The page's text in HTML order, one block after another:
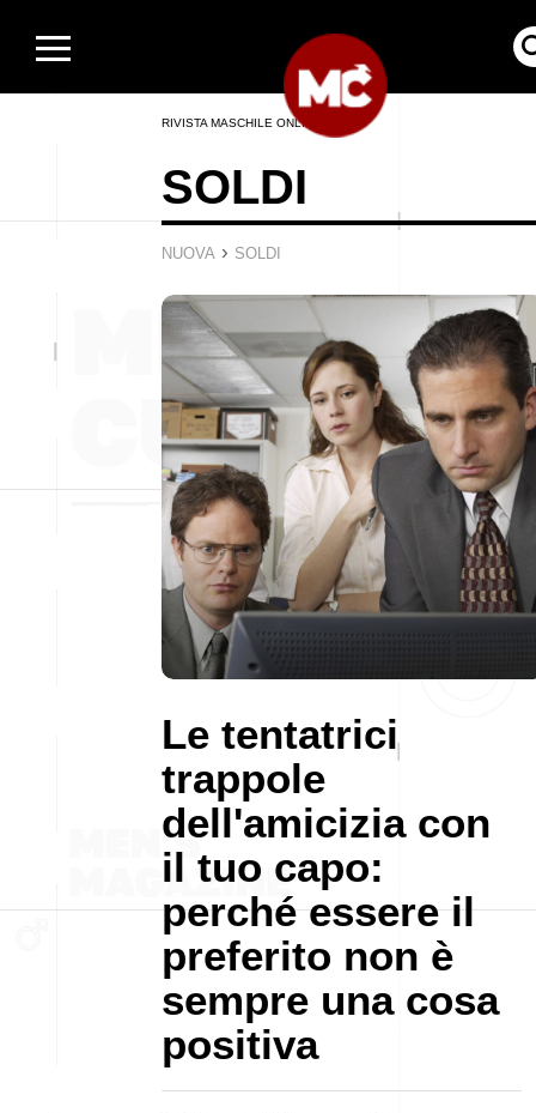
RIVISTA MASCHILE ONLINE
SOLDI
NUOVA › SOLDI
Le tentatrici
trappole
dell'amicizia con
il tuo capo:
perché essere il
preferito non è
sempre una cosa
positiva